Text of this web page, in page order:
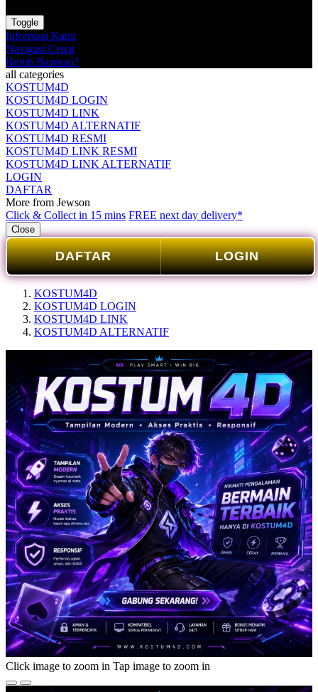
Toggle
Informasi Kami
Navigasi Cepat
Butuh Bantuan?
all categories
KOSTUM4D
KOSTUM4D LOGIN
KOSTUM4D LINK
KOSTUM4D ALTERNATIF
KOSTUM4D RESMI
KOSTUM4D LINK RESMI
KOSTUM4D LINK ALTERNATIF
LOGIN
DAFTAR
More from Jewson
Click & Collect in 15 mins FREE next day delivery*
Close
DAFTAR LOGIN
KOSTUM4D
KOSTUM4D LOGIN
KOSTUM4D LINK
KOSTUM4D ALTERNATIF
Click image to zoom in Tap image to zoom in